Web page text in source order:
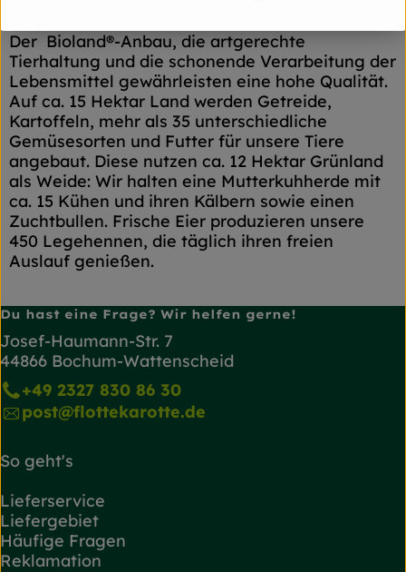
Der Bioland®-Anbau, die artgerechte
Tierhaltung und die schonende Verarbeitung der
Lebensmittel gewährleisten eine hohe Qualität.
Auf ca. 15 Hektar Land werden Getreide,
Kartoffeln, mehr als 35 unterschiedliche
Gemüsesorten und Futter für unsere Tiere
angebaut. Diese nutzen ca. 12 Hektar Grünland
als Weide: Wir halten eine Mutterkuhherde mit
ca. 15 Kühen und ihren Kälbern sowie einen
Zuchtbullen. Frische Eier produzieren unsere
450 Legehennen, die täglich ihren freien
Auslauf genießen.
Du hast eine Frage? Wir helfen gerne!
Josef-Haumann-Str. 7
44866 Bochum-Wattenscheid
+49 2327 830 86 30
post@flottekarotte.de
So geht's
Lieferservice
Liefergebiet
Häufige Fragen
Reklamation